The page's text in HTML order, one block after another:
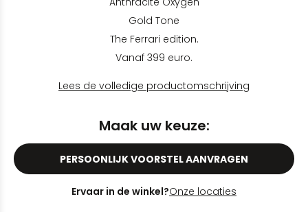
Gold Tone
The Ferrari edition.
Vanaf 399 euro.
Lees de volledige productomschrijving
Maak uw keuze:
PERSOONLIJK VOORSTEL AANVRAGEN
Ervaar in de winkel?Onze locaties